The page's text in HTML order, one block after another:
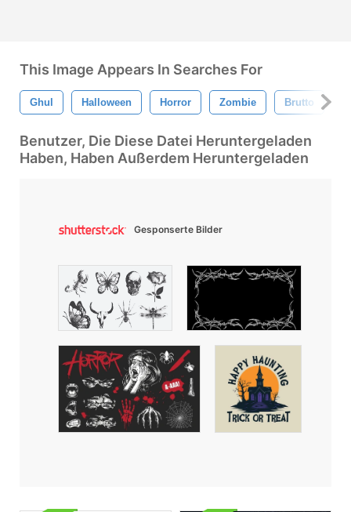
This Image Appears In Searches For
Ghul Halloween Horror Zombie Brutto
Benutzer, Die Diese Datei Heruntergeladen
Haben, Haben Außerdem Heruntergeladen
Gesponserte Bilder